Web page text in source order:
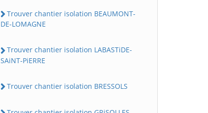
Trouver chantier isolation BEAUMONT-
DE-LOMAGNE
Trouver chantier isolation LABASTiDE-
SAiNT-PiERRE
Trouver chantier isolation BRESSOLS